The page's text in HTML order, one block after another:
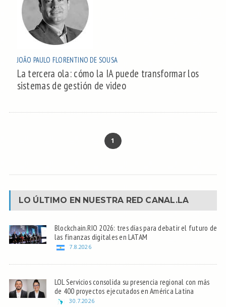
JOÃO PAULO FLORENTINO DE SOUSA
La tercera ola: cómo la IA puede transformar los
sistemas de gestión de video
1
LO ÚLTIMO EN NUESTRA RED CANAL.LA
Blockchain.RIO 2026: tres días para debatir el futuro de
las finanzas digitales en LATAM
7.8.2026
LOL Servicios consolida su presencia regional con más
de 400 proyectos ejecutados en América Latina
30.7.2026